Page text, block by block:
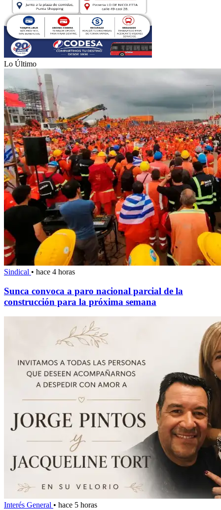
Lo Último
Sindical • hace 4 horas
Sunca convoca a paro nacional parcial de la
construcción para la próxima semana
Interés General • hace 5 horas